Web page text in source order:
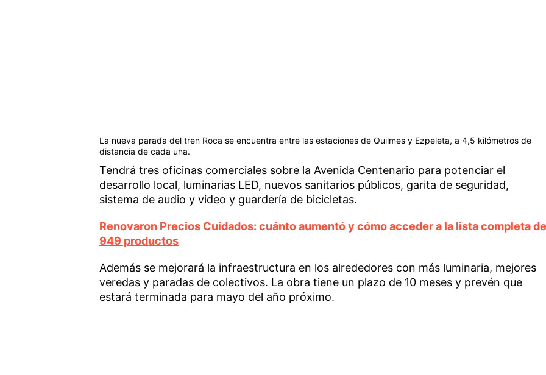
La nueva parada del tren Roca se encuentra entre las estaciones de Quilmes y Ezpeleta, a 4,5 kilómetros de
distancia de cada una.
Tendrá tres oficinas comerciales sobre la Avenida Centenario para potenciar el
desarrollo local, luminarias LED, nuevos sanitarios públicos, garita de seguridad,
sistema de audio y video y guardería de bicicletas.
Renovaron Precios Cuidados: cuánto aumentó y cómo acceder a la lista completa de
949 productos
Además se mejorará la infraestructura en los alrededores con más luminaria, mejores
veredas y paradas de colectivos. La obra tiene un plazo de 10 meses y prevén que
estará terminada para mayo del año próximo.